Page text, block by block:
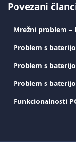
Povezani
Mrežni problem –
Problem s
Problem s
Funkcionalnosti